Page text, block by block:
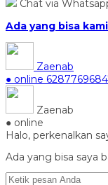
Chat via
Ada yang bisa
Zaenab
● online
Zaenab
● online
Halo, perkenalkan
Ada yang bisa saya